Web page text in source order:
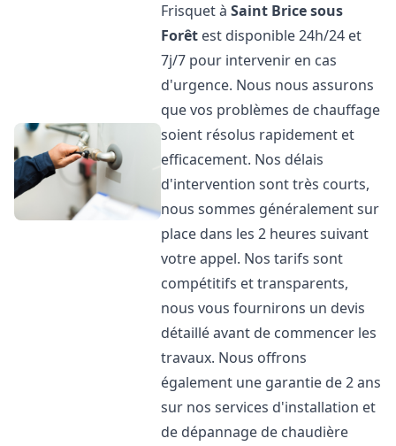
Frisquet àSaint Brice sous
Forêt est disponible 24h/24 et
7j/7 pour intervenir en cas
d'urgence. Nous nous assurons
que vos problèmes de chauffage
soient résolus rapidement et
efficacement. Nos délais
d'intervention sont très courts,
nous sommes généralement sur
place dans les 2 heures suivant
votre appel. Nos tarifs sont
compétitifs et transparents,
nous vous fournirons un devis
détaillé avant de commencer les
travaux. Nous offrons
également une garantie de 2 ans
sur nos services d'installation et
de dépannage de chaudière